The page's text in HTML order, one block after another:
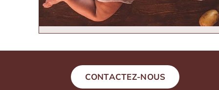
CONTACTEZ-NOUS